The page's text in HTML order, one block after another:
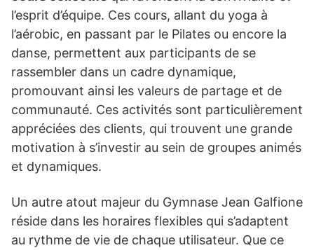
l’esprit d’équipe. Ces cours, allant du yoga à
l’aérobic, en passant par le Pilates ou encore la
danse, permettent aux participants de se
rassembler dans un cadre dynamique,
promouvant ainsi les valeurs de partage et de
communauté. Ces activités sont particulièrement
appréciées des clients, qui trouvent une grande
motivation à s’investir au sein de groupes animés
et dynamiques.
Un autre atout majeur du Gymnase Jean Galfione
réside dans les horaires flexibles qui s’adaptent
au rythme de vie de chaque utilisateur. Que ce